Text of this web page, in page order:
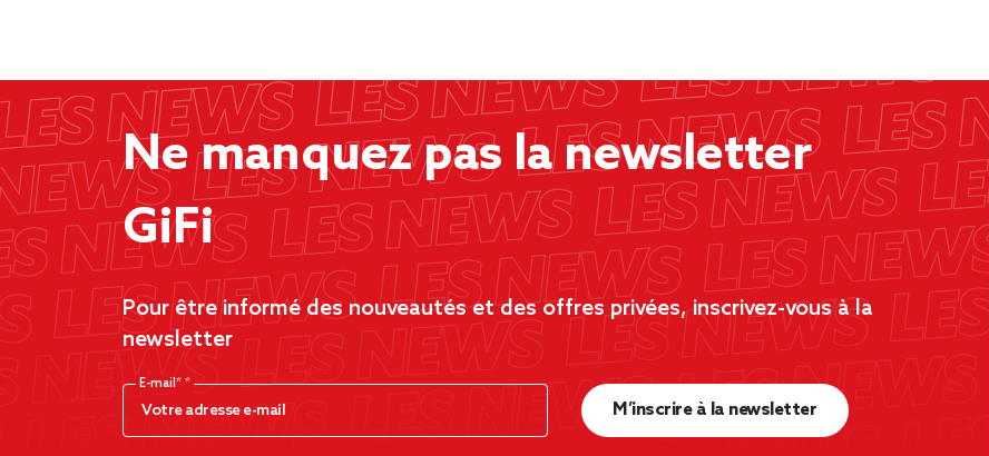
Ne manquez pas la newsletter
GiFi
Pour être informé des nouveautés et des offres privées, inscrivez-vous à la
newsletter
E-mail*
M’inscrire à la newsletter